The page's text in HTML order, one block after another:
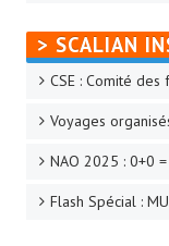
> SCALIAN
CSE : Comité
Voyages
NAO 2025 : 0+0
Flash Spécial :